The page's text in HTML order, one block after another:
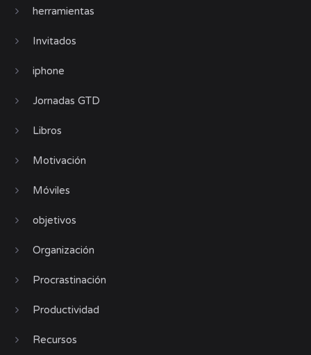
herramientas
Invitados
iphone
Jornadas GTD
Libros
Motivación
Móviles
objetivos
Organización
Procrastinación
Productividad
Recursos